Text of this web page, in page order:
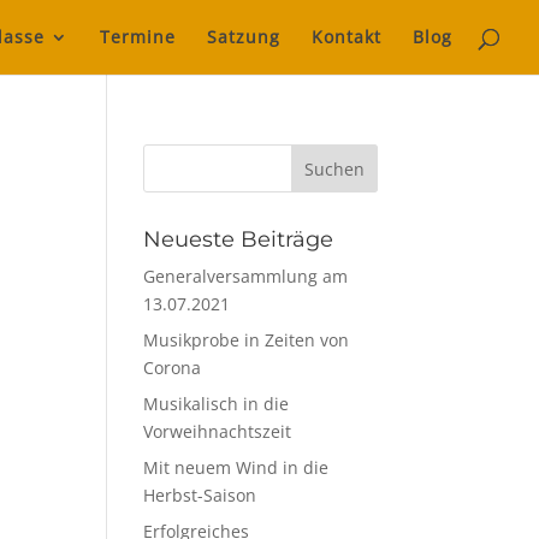
Termine Satzung Kontakt Blog
Neueste Beiträge
Generalversammlung am
13.07.2021
Musikprobe in Zeiten von
Corona
Musikalisch in die
Vorweihnachtszeit
Mit neuem Wind in die
Herbst-Saison
Erfolgreiches